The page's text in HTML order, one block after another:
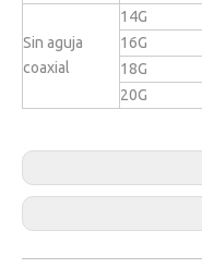
Sin aguja
coaxial
14G
16G
18G
20G